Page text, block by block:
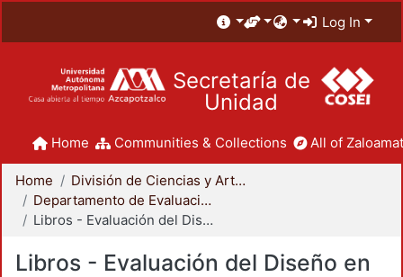
Log In
Secretaría de
Unidad
Home Communities & Collections All of
Home
División de Ciencias y Artes para el Diseño
Departamento de Evaluación del Diseño en el Tiempo
Libros - Evaluación del Diseño en el Tiempo
Libros - Evaluación del Diseño en